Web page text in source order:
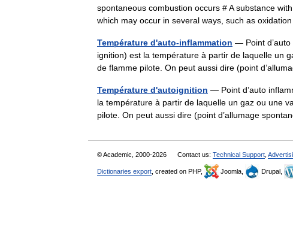
spontaneous combustion occurs # A substance
which may occur in several ways, such as
Température d'auto-inflammation — Point d’auto
ignition) est la température à partir de laquelle un
de flamme pilote. On peut aussi dire (point
Température d'autoignition — Point d’auto
la température à partir de laquelle un gaz ou une
pilote. On peut aussi dire (point d’allumage
© Academic, 2000-2026 Contact us: Technical Support
Dictionaries export , created on PHP, Joomla, Drupal,